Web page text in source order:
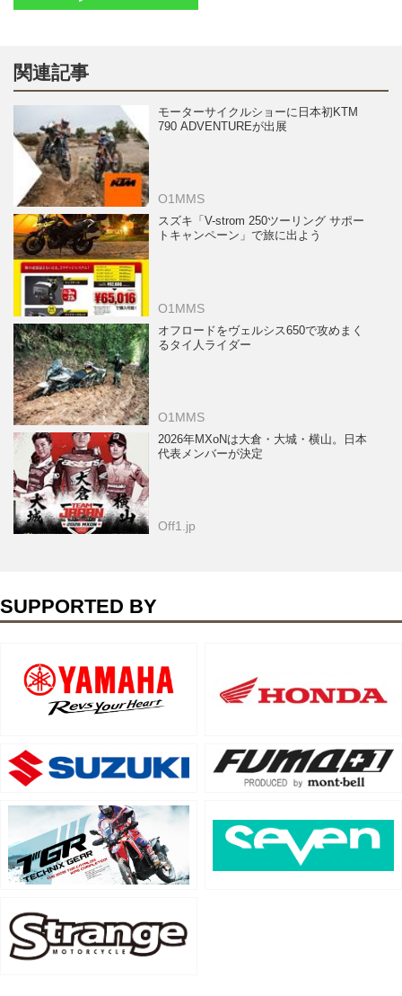
関連記事
モーターサイクルショーに日本初KTM
790 ADVENTUREが出展
O1MMS
スズキ「V-strom 250ツーリング サポー
トキャンペーン」で旅に出よう
O1MMS
オフロードをヴェルシス650で攻めまく
るタイ人ライダー
O1MMS
2026年MXoNは大倉・大城・横山。日本
代表メンバーが決定
Off1.jp
SUPPORTED BY